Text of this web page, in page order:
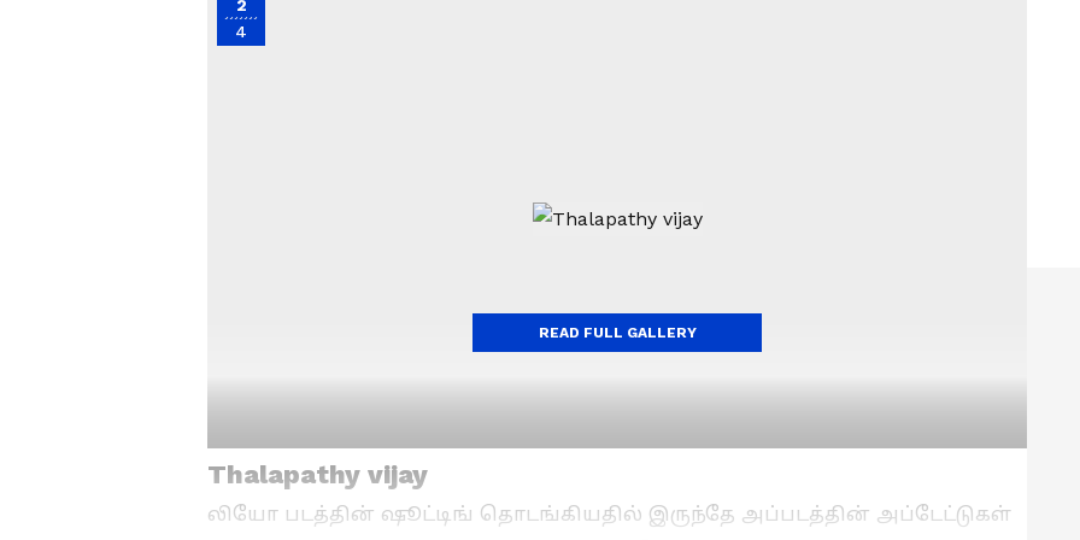
2
4
Thalapathy vijay
லியோ படத்தின் ஷூட்டிங் தொடங்கியதில் இருந்தே அப்படத்தின் அப்டேட்டுகள்
READ FULL GALLERY